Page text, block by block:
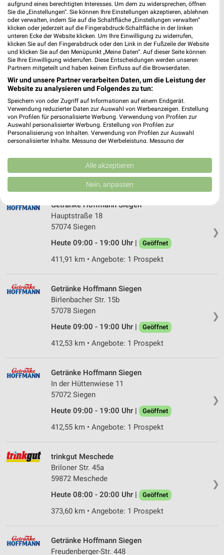
373,22 km • Angebote: 1 Prospekt
Getränke Hoffmann Siegen
Breite Straße 25
57076 Siegen
Heute 09:00 - 19:00 Uhr |
Geöffnet
411,80 km • Angebote: 1 Prospekt
Getränke Hoffmann Kreuztal
Hagener Straße 210
57223 Kreuztal
Heute 08:30 - 20:00 Uhr | Geöffnet
411,54 km • Angebote: 1 Prospekt
❯
Getränke Hoffmann Siegen
Hauptstraße 18
57074 Siegen
Heute 09:00 - 19:00 Uhr |
Geöffnet
411,91 km • Angebote: 1 Prospekt
❯
Getränke Hoffmann Siegen
Birlenbacher Str. 15b
57078 Siegen
Heute 09:00 - 19:00 Uhr |
Geöffnet
412,53 km • Angebote: 1 Prospekt
❯
Getränke Hoffmann Siegen
In der Hüttenwiese 11
57072 Siegen
Heute 09:00 - 19:00 Uhr |
Geöffnet
412,55 km • Angebote: 1 Prospekt
❯
trinkgut Meschede
Briloner Str. 45a
59872 Meschede
Heute 08:00 - 20:00 Uhr |
Geöffnet
373,60 km • Angebote: 1 Prospekt
Getränke Hoffmann Siegen
Freudenberger-Str. 448
aufgrund eines berechtigten Interesses. Um dem zu widersprechen, öffnen
Sie die „Einstellungen“. Sie können Ihre Einstellungen akzeptieren, ablehnen
oder verwalten, indem Sie auf die Schaltfläche „Einstellungen verwalten“
klicken oder jederzeit auf die Fingerabdruck-Schaltfläche in der linken
unteren Ecke der Website klicken. Um Ihre Einwilligung zu widerrufen,
klicken Sie auf den Fingerabdruck oder den Link in der Fußzeile der Website
und klicken Sie auf den Menüpunkt „Meine Daten“. Auf dieser Seite können
Sie Ihre Einwilligung widerrufen. Diese Entscheidungen werden unseren
Partnern mitgeteilt und haben keinen Einfluss auf die Browserdaten.
Wir und unsere Partner verarbeiten Daten, um die Leistung der
Website zu analysieren und Folgendes zu tun:
Speichern von oder Zugriff auf Informationen auf einem Endgerät.
Verwendung reduzierter Daten zur Auswahl von Werbeanzeigen. Erstellung
von Profilen für personalisierte Werbung. Verwendung von Profilen zur
Auswahl personalisierter Werbung. Erstellung von Profilen zur
Personalisierung von Inhalten. Verwendung von Profilen zur Auswahl
personalisierter Inhalte. Messung der Werbeleistung. Messung der
Kombinationen von Daten aus verschiedenen Quellen. Entwicklung und
Verbesserung der Angebote. Verwendung reduzierter Daten zur Auswahl
von Inhalten.
Daten können außerhalb der Europäischen Union weitergegeben und in die
USA gesendet werden.
Website/App.
Partnerliste anzeigen (1 IAB-Anbieter)
IAB-Verarbeitungszwecke:
Speichern von oder Zugriff auf Informationen
Verwendung reduzierter Daten zur Auswahl von
Werbeanzeigen
Verwendung von Profilen zur Auswahl
Erstellung von Profilen zur Personalisierung
von Inhalten
Verwendung von Profilen zur Auswahl
personalisierter Inhalte
Messung der Performance von Inhalten
Analyse von Zielgruppen durch Statistiken oder
Entwicklung und Verbesserung der Angebote
Verwendung reduzierter Daten zur Auswahl von
Inhalten
Alle akzeptieren
Nein, anpassen